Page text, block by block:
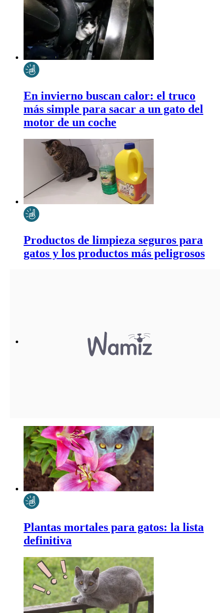
En invierno buscan calor: el truco
más simple para sacar a un gato del
motor de un coche
Productos de limpieza seguros para
gatos y los productos más peligrosos
Plantas mortales para gatos: la lista
definitiva